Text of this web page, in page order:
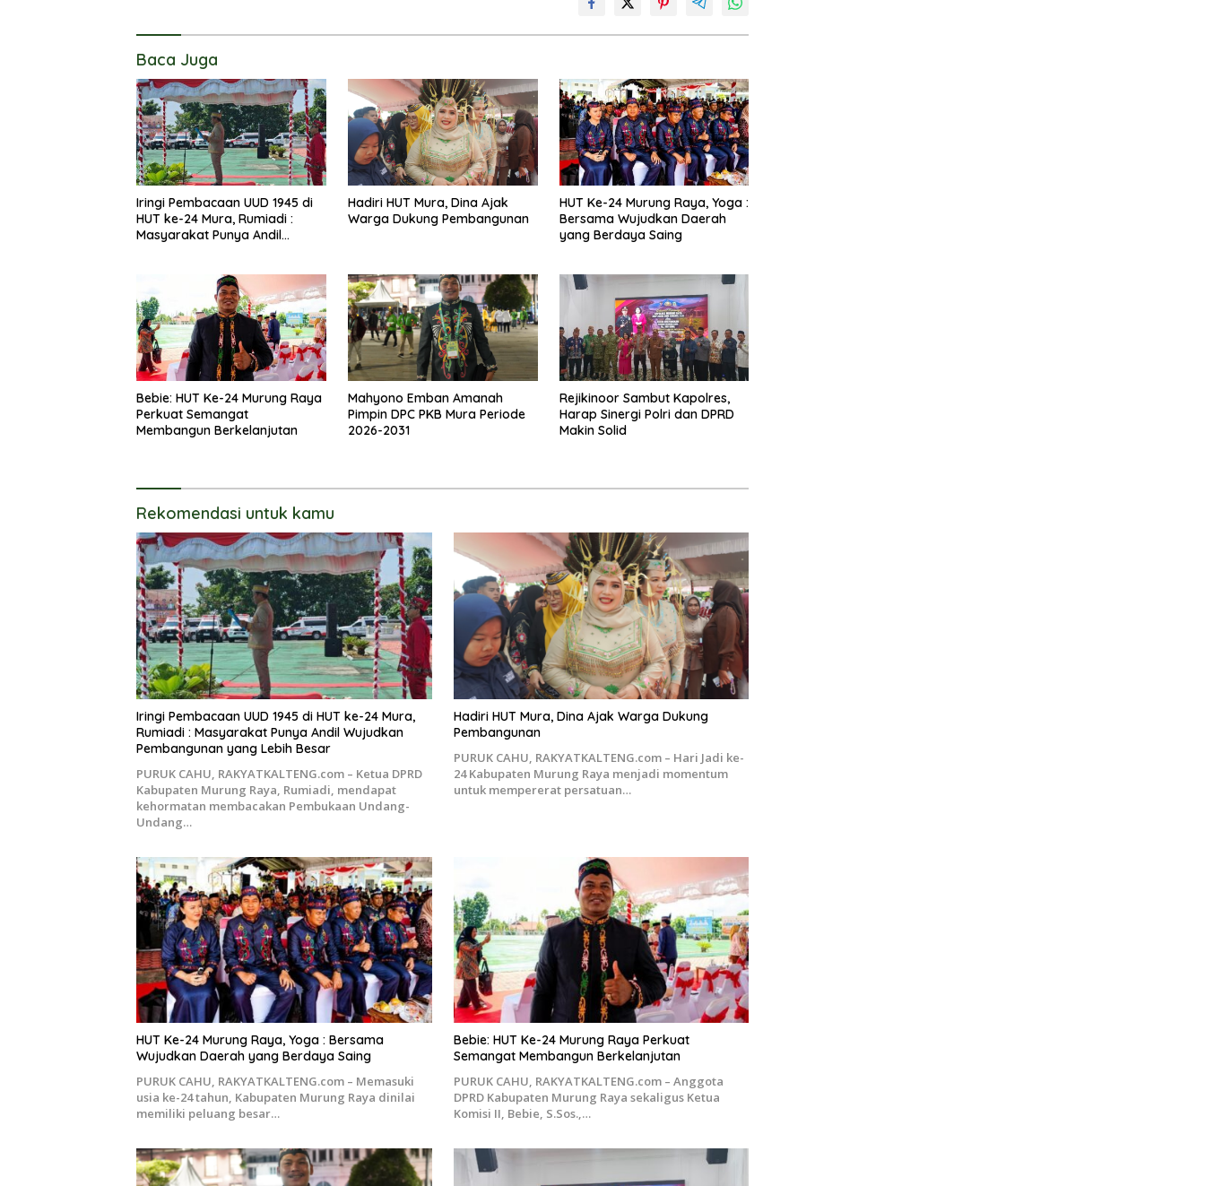
Baca Juga
Iringi Pembacaan UUD 1945 di
HUT ke-24 Mura, Rumiadi :
Masyarakat Punya Andil
Hadiri HUT Mura, Dina Ajak
Warga Dukung Pembangunan
HUT Ke-24 Murung Raya, Yoga :
Bersama Wujudkan Daerah
yang Berdaya Saing
Bebie: HUT Ke-24 Murung Raya
Perkuat Semangat
Membangun Berkelanjutan
Mahyono Emban Amanah
Pimpin DPC PKB Mura Periode
2026-2031
Rejikinoor Sambut Kapolres,
Harap Sinergi Polri dan DPRD
Makin Solid
Rekomendasi untuk kamu
Iringi Pembacaan UUD 1945 di HUT ke-24 Mura,
Rumiadi : Masyarakat Punya Andil Wujudkan
Pembangunan yang Lebih Besar
PURUK CAHU, RAKYATKALTENG.com – Ketua DPRD
Kabupaten Murung Raya, Rumiadi, mendapat
kehormatan membacakan Pembukaan Undang-
Undang…
Hadiri HUT Mura, Dina Ajak Warga Dukung
Pembangunan
PURUK CAHU, RAKYATKALTENG.com – Hari Jadi ke-
24 Kabupaten Murung Raya menjadi momentum
untuk mempererat persatuan…
HUT Ke-24 Murung Raya, Yoga : Bersama
Wujudkan Daerah yang Berdaya Saing
PURUK CAHU, RAKYATKALTENG.com – Memasuki
usia ke-24 tahun, Kabupaten Murung Raya dinilai
memiliki peluang besar…
Bebie: HUT Ke-24 Murung Raya Perkuat
Semangat Membangun Berkelanjutan
PURUK CAHU, RAKYATKALTENG.com – Anggota
DPRD Kabupaten Murung Raya sekaligus Ketua
Komisi II, Bebie, S.Sos.,…